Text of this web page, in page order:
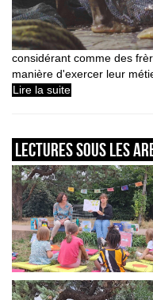
considérant comme des
manière d'exercer leur
Lire la suite
LECTURES SOUS LES